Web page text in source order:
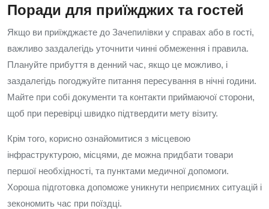
Поради для приїжджих та гостей
Якщо ви приїжджаєте до Зачепилівки у справах або в гості,
важливо заздалегідь уточнити чинні обмеження і правила.
Плануйте прибуття в денний час, якщо це можливо, і
заздалегідь погоджуйте питання пересування в нічні години.
Майте при собі документи та контакти приймаючої сторони,
щоб при перевірці швидко підтвердити мету візиту.
Крім того, корисно ознайомитися з місцевою
інфраструктурою, місцями, де можна придбати товари
першої необхідності, та пунктами медичної допомоги.
Хороша підготовка допоможе уникнути неприємних ситуацій і
зекономить час при поїздці.